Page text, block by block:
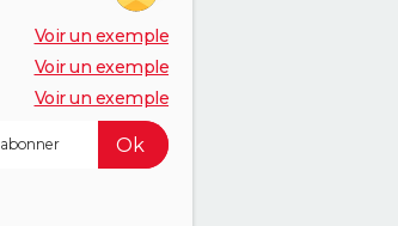
Voir un exemple
Voir un exemple
Voir un exemple